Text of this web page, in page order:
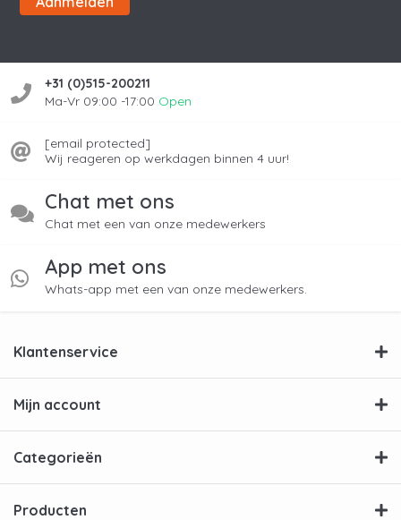
+31 (0)515-200211
Ma-Vr 09:00 -17:00 Open
[email protected]
Wij reageren op werkdagen binnen 4 uur!
Chat met ons
Chat met een van onze medewerkers
App met ons
Whats-app met een van onze medewerkers.
Klantenservice
Mijn account
Categorieën
Producten